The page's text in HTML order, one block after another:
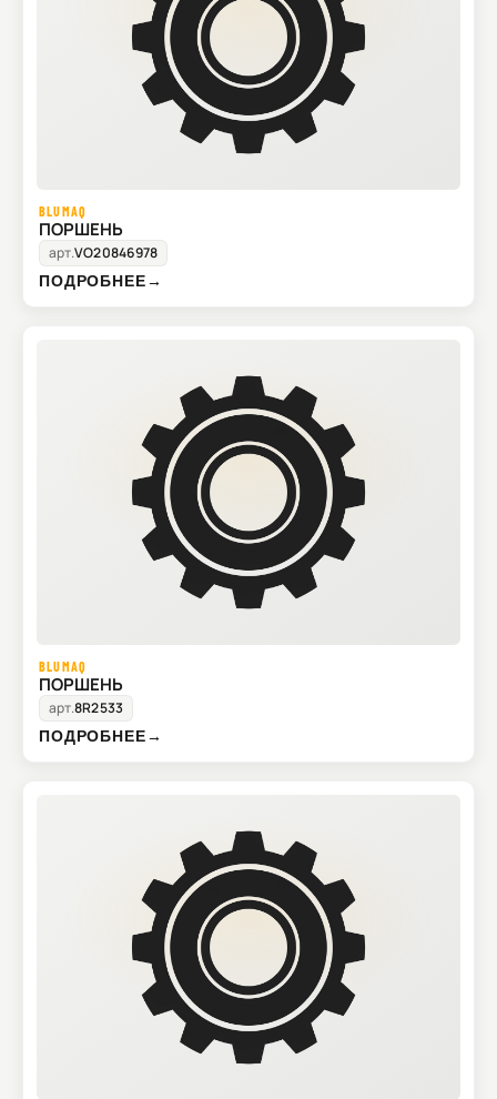
BLUMAQ
ПОРШЕНЬ
арт.VO20846978
ПОДРОБНЕЕ→
BLUMAQ
ПОРШЕНЬ
арт.8R2533
ПОДРОБНЕЕ→